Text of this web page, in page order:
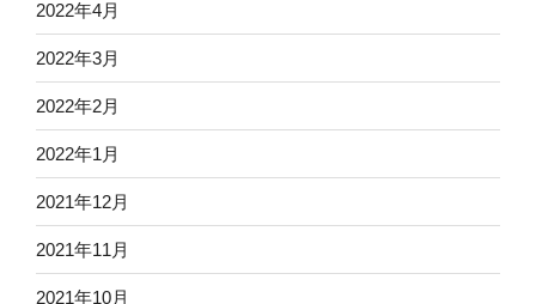
2022年4月
2022年3月
2022年2月
2022年1月
2021年12月
2021年11月
2021年10月